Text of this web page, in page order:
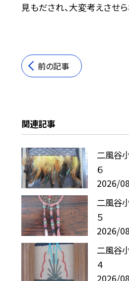
見もだされ、大変考えさせ
前の記事
関連記事
二風谷
６
2026/
二風谷
５
2026/
二風谷
４
2026/